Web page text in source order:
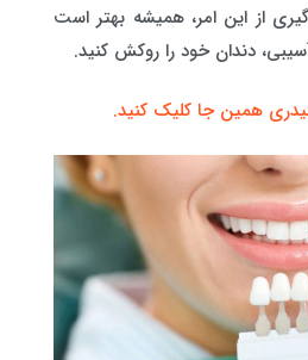
از این امر، همیشه بهتر است
دندان خود را روکش کنید.
همین جا کلیک کنید.